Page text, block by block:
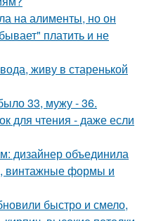
на алименты, но он
платить и не
живу в старенькой
33, мужу - 36.
для чтения - даже если
дизайнер объединила
винтажные формы и
быстро и смело,